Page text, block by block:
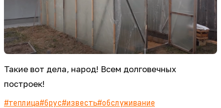
Такие вот дела, народ! Всем долговечных
построек!
#теплица#брус#известь#обслуживание